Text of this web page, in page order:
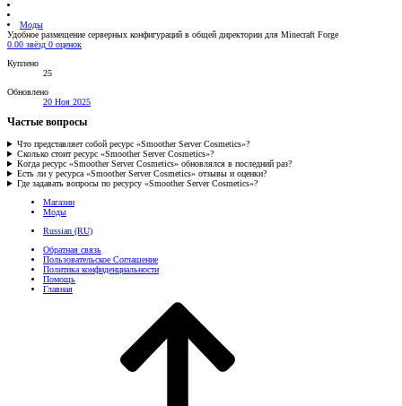
Моды
Удобное размещение серверных конфигураций в общей директории для Minecraft Forge
0.00 звёзд 0 оценок
Куплено
25
Обновлено
20 Ноя 2025
Частые вопросы
Что представляет собой ресурс «Smoother Server Cosmetics»?
Сколько стоит ресурс «Smoother Server Cosmetics»?
Когда ресурс «Smoother Server Cosmetics» обновлялся в последний раз?
Есть ли у ресурса «Smoother Server Cosmetics» отзывы и оценки?
Где задавать вопросы по ресурсу «Smoother Server Cosmetics»?
Магазин
Моды
Russian (RU)
Обратная связь
Пользовательское Соглашение
Политика конфиденциальности
Помощь
Главная